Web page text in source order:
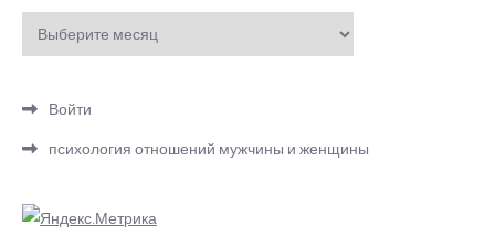
Архивы
Войти
психология отношений мужчины и женщины